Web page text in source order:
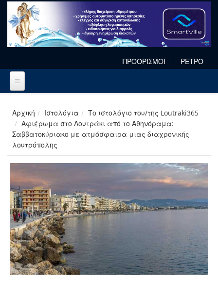
ΠΡΟΟΡΙΣΜΟΙ ΡΕΤΡΟ
Αρχική Ιστολόγια
Το ιστολόγιο του/της Loutraki365
Αφιέρωμα στο Λουτράκι από το Αθηνόραμα:
Σαββατοκύριακο με ατμόσφαιρα μιας διαχρονικής
λουτρόπολης